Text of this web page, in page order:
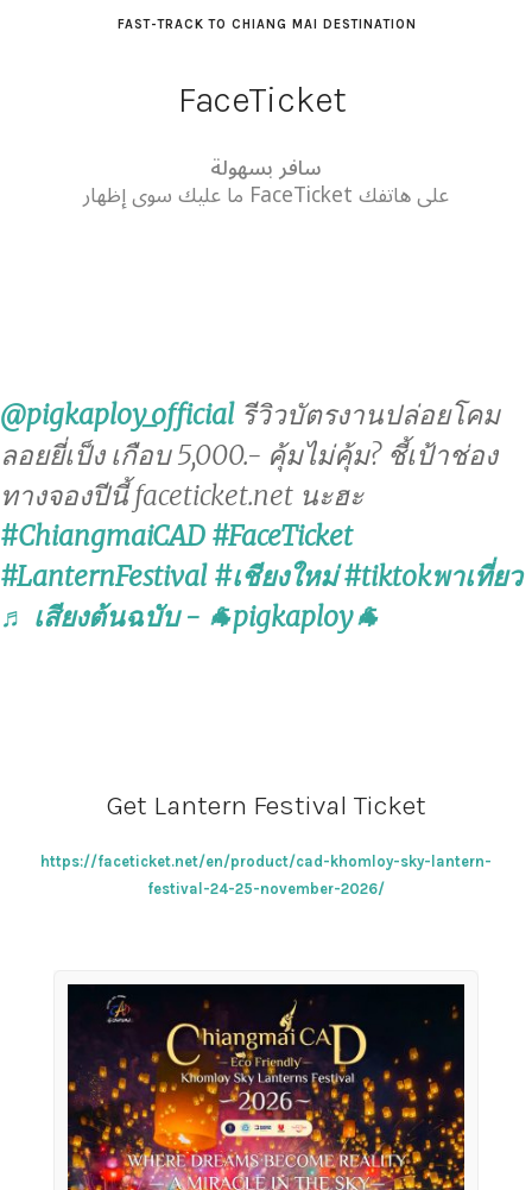
FAST-TRACK TO CHIANG MAI DESTINATION
FaceTicket
سافر بسهولة
ما عليك سوى إظهار FaceTicket على هاتفك
@pigkaploy_official รีวิวบัตรงานปล่อยโคม
ลอยยี่เป็ง เกือบ 5,000.- คุ้มไม่คุ้ม? ชี้เป้าช่อง
ทางจองปีนี้ faceticket.net นะฮะ
#ChiangmaiCAD #FaceTicket
#LanternFestival #เชียงใหม่ #tiktokพาเที่ยว
♬ เสียงต้นฉบับ - 🐐pigkaploy🐐
Get Lantern Festival Ticket
https://faceticket.net/en/product/cad-khomloy-sky-lantern-
festival-24-25-november-2026/